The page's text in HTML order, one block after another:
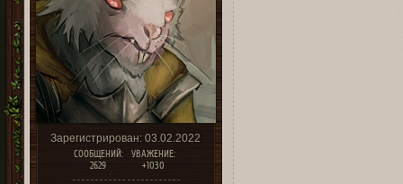
Зарегистрирован: 03.02.2022
СООБЩЕНИЙ:
2629
УВАЖЕНИЕ:
+1030